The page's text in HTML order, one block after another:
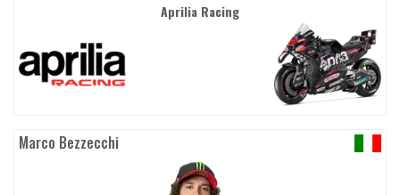
Aprilia Racing
Marco Bezzecchi